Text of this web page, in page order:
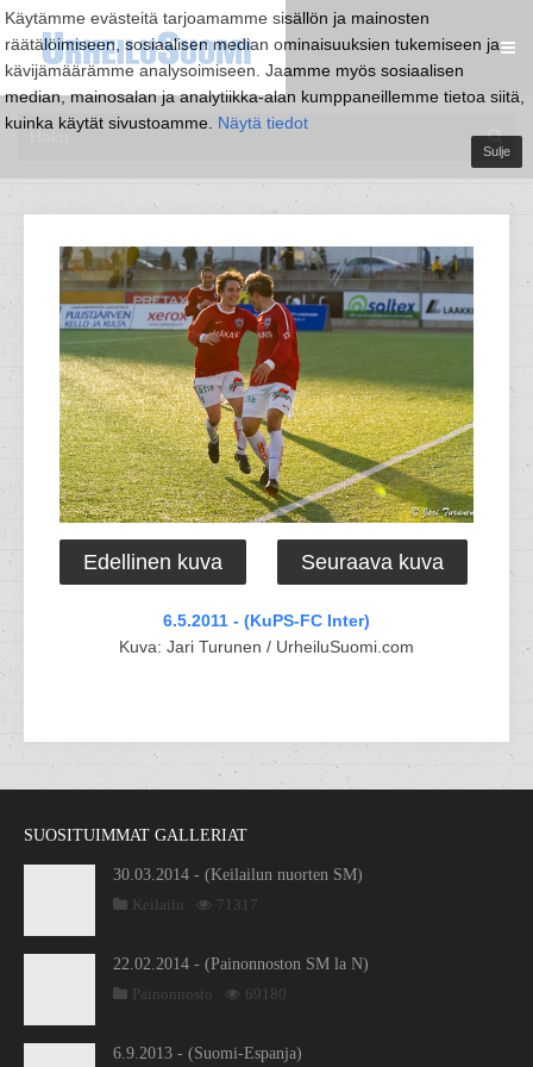
Käytämme evästeitä tarjoamamme sisällön ja mainosten
räätälöimiseen, sosiaalisen median ominaisuuksien tukemiseen ja
kävijämäärämme analysoimiseen. Jaamme myös sosiaalisen
median, mainosalan ja analytiikka-alan kumppaneillemme tietoa siitä,
kuinka käytät sivustoamme. Näytä tiedot
Sulje
Edellinen kuva Seuraava kuva
6.5.2011 - (KuPS-FC Inter)
Kuva: Jari Turunen / UrheiluSuomi.com
SUOSITUIMMAT GALLERIAT
30.03.2014 - (Keilailun nuorten SM)
Keilailu
71317
22.02.2014 - (Painonnoston SM la N)
Painonnosto
69180
6.9.2013 - (Suomi-Espanja)